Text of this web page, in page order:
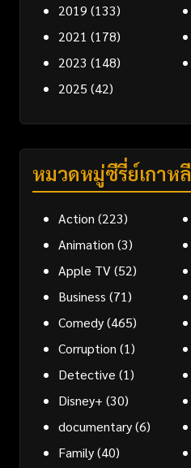
2019 (133)
2021 (178)
2023 (148)
2025 (42)
หมวดหมู่ซีรี่ย์เกาหลี
Action (223)
Animation (3)
Apple TV(52)
Business (71)
Comedy(465)
Corruption (1)
Detective (1)
Disney+ (30)
documentary(6)
Family(40)